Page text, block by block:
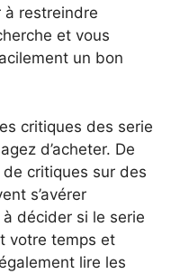
à restreindre
et vous
un bon
critiques des serie
d’acheter. De
critiques sur des
s’avérer
décider si le serie
votre temps et
lire les